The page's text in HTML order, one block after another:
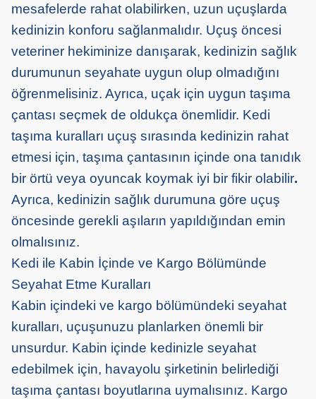
mesafelerde rahat olabilirken, uzun uçuşlarda
kedinizin konforu sağlanmalıdır. Uçuş öncesi
veteriner hekiminize danışarak, kedinizin sağlık
durumunun seyahate uygun olup olmadığını
öğrenmelisiniz. Ayrıca, uçak için uygun taşıma
çantası seçmek de oldukça önemlidir. Kedi
taşıma kuralları uçuş sırasında kedinizin rahat
etmesi için, taşıma çantasının içinde ona tanıdık
bir örtü veya oyuncak koymak iyi bir fikir olabilir.
Ayrıca, kedinizin sağlık durumuna göre uçuş
öncesinde gerekli aşıların yapıldığından emin
olmalısınız.
Kedi ile Kabin İçinde ve Kargo Bölümünde
Seyahat Etme Kuralları
Kabin içindeki ve kargo bölümündeki seyahat
kuralları, uçuşunuzu planlarken önemli bir
unsurdur. Kabin içinde kedinizle seyahat
edebilmek için, havayolu şirketinin belirlediği
taşıma çantası boyutlarına uymalısınız. Kargo